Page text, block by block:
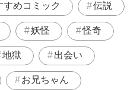
めコミック 伝説
妖怪 怪奇
地獄 出会い
お兄ちゃん